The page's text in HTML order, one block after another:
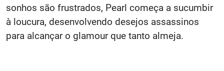
sonhos são frustrados, Pearl começa a sucumbir
à loucura, desenvolvendo desejos assassinos
para alcançar o glamour que tanto almeja.